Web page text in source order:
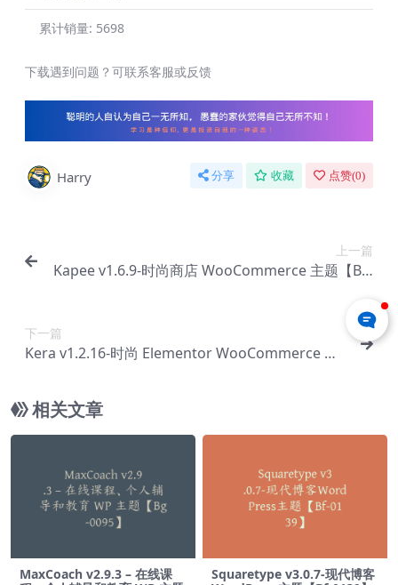
累计销量: 5698
下载遇到问题？可联系客服或反馈
Harry 分享 收藏 点赞(0)
上一篇
Kapee v1.6.9-时尚商店 WooCommerce 主题【Bc-
下一篇
Kera v1.2.16-时尚 Elementor WooCommerce 主
相关文章
MaxCoach v2.9.3 – 在线课
Squaretype v3.0.7-现代博客